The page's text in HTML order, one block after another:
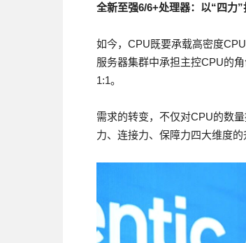
全新至强6/6+处理器：以“四力”
如今，CPU既要承载高密度
服务器集群中承担主控CPU的
1:1。
需求的转变，不仅对CPU的数
力、连接力、保障力四大维度